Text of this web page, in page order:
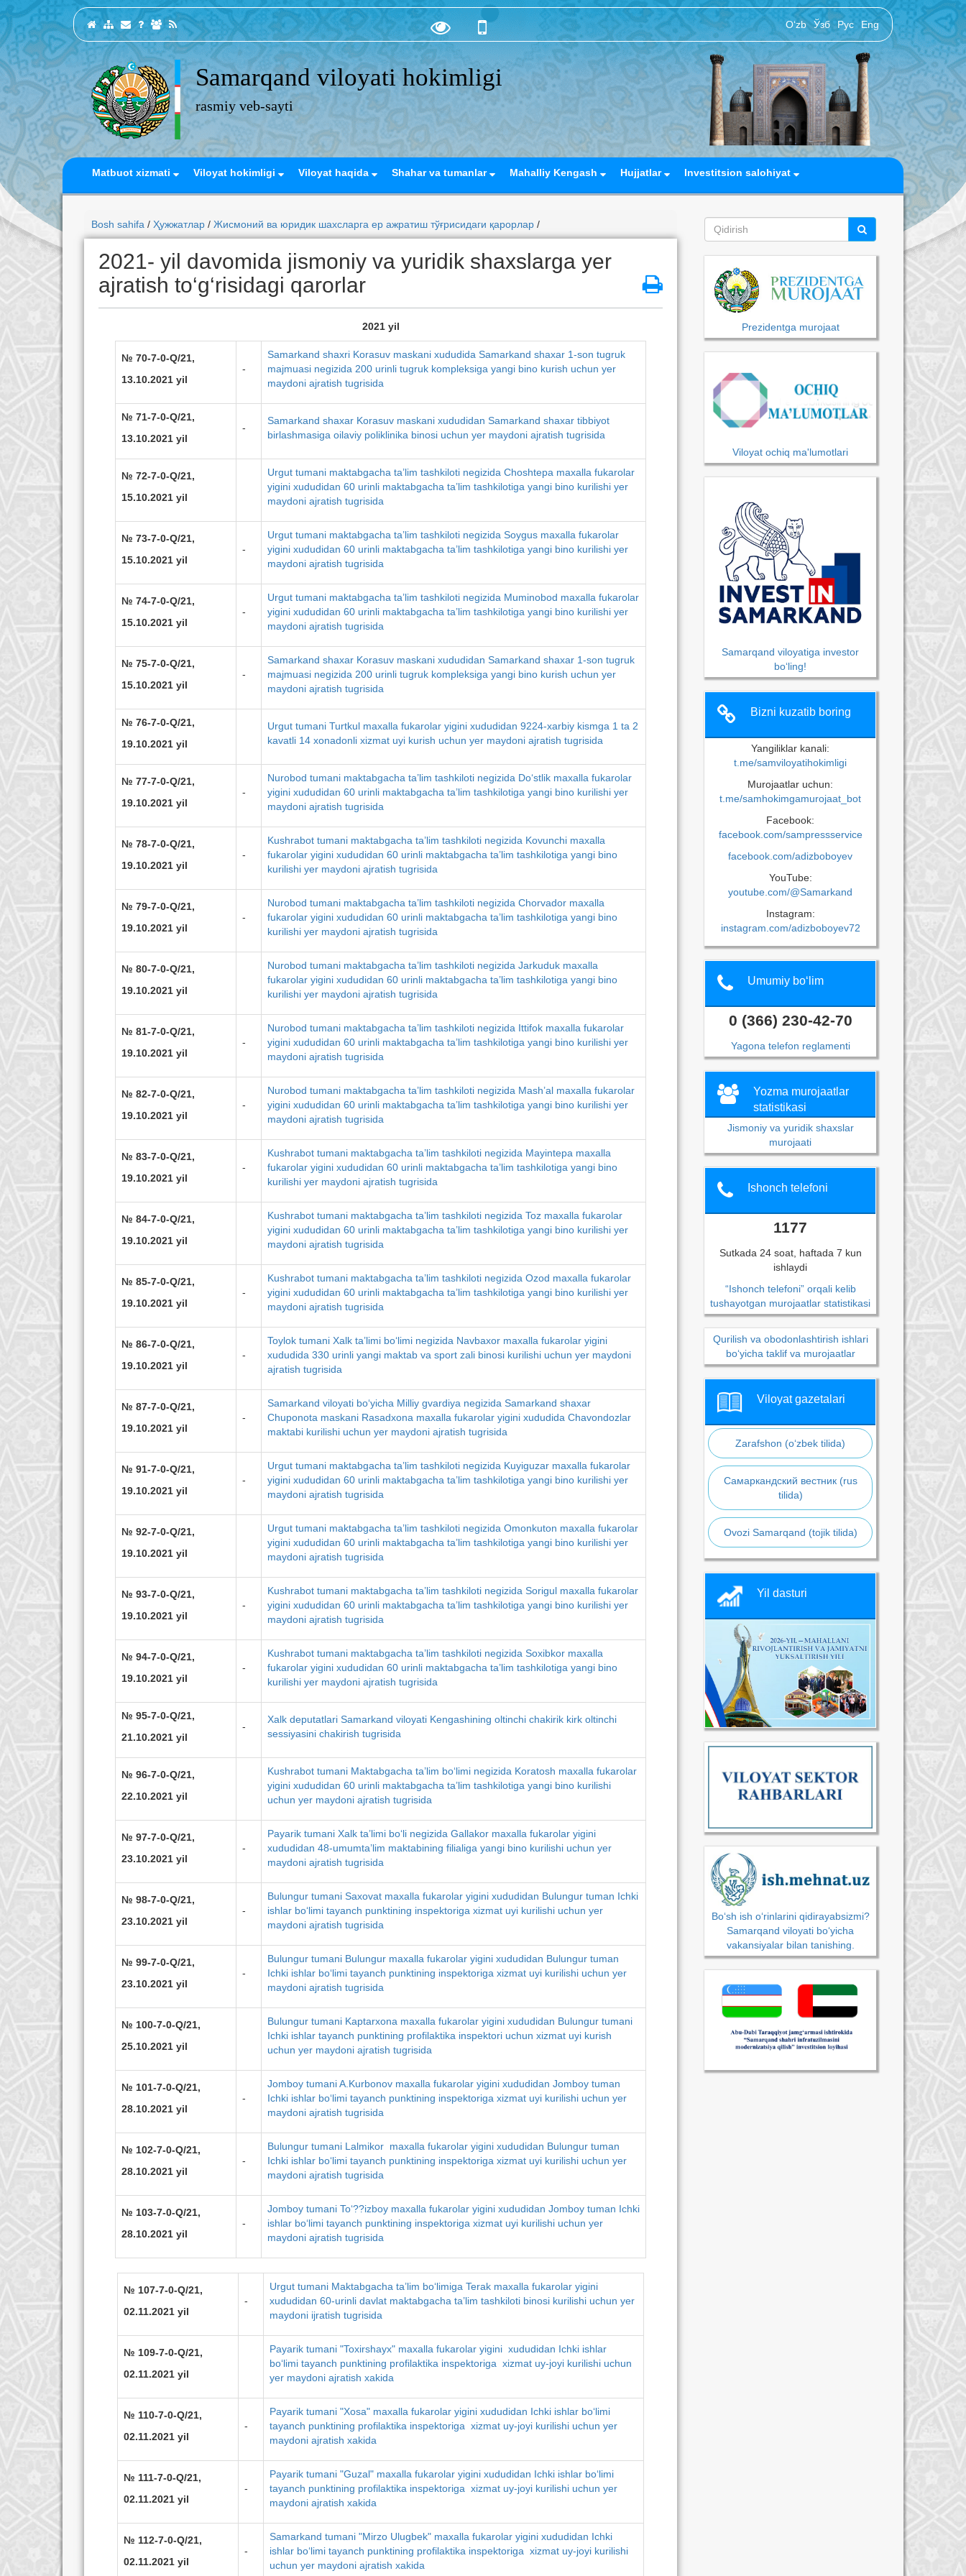
O‘zb Ўзб Рус Eng
Samarqand viloyati hokimligi
rasmiy veb-sayti
Matbuot xizmati Viloyat hokimligi Viloyat haqida Shahar va tumanlar Mahalliy Kengash Hujjatlar Investitsion salohiyat
Bosh sahifa / Ҳужжатлар / Жисмоний ва юридик шахсларга ер ажратиш тўғрисидаги қарорлар /
2021- yil davomida jismoniy va yuridik shaxslarga yer
ajratish to‘g‘risidagi qarorlar
2021 yil
№ 70-7-0-Q/21,
13.10.2021 yil
-
Samarkand shaxri Korasuv maskani xududida Samarkand shaxar 1-son tugruk
majmuasi negizida 200 urinli tugruk kompleksiga yangi bino kurish uchun yer
maydoni ajratish tugrisida
№ 71-7-0-Q/21,
13.10.2021 yil
-
Samarkand shaxar Korasuv maskani xududidan Samarkand shaxar tibbiyot
birlashmasiga oilaviy poliklinika binosi uchun yer maydoni ajratish tugrisida
№ 72-7-0-Q/21,
15.10.2021 yil
Urgut tumani maktabgacha ta’lim tashkiloti negizida Choshtepa maxalla fukarolar
yigini xududidan 60 urinli maktabgacha ta’lim tashkilotiga yangi bino kurilishi yer
maydoni ajratish tugrisida
№ 73-7-0-Q/21,
15.10.2021 yil
-
Urgut tumani maktabgacha ta’lim tashkiloti negizida Soygus maxalla fukarolar
yigini xududidan 60 urinli maktabgacha ta’lim tashkilotiga yangi bino kurilishi yer
maydoni ajratish tugrisida
№ 74-7-0-Q/21,
15.10.2021 yil
-
Urgut tumani maktabgacha ta’lim tashkiloti negizida Muminobod maxalla fukarolar
yigini xududidan 60 urinli maktabgacha ta’lim tashkilotiga yangi bino kurilishi yer
maydoni ajratish tugrisida
№ 75-7-0-Q/21,
15.10.2021 yil
-
Samarkand shaxar Korasuv maskani xududidan Samarkand shaxar 1-son tugruk
majmuasi negizida 200 urinli tugruk kompleksiga yangi bino kurish uchun yer
maydoni ajratish tugrisida
№ 76-7-0-Q/21,
19.10.2021 yil
Urgut tumani Turtkul maxalla fukarolar yigini xududidan 9224-xarbiy kismga 1 ta 2
kavatli 14 xonadonli xizmat uyi kurish uchun yer maydoni ajratish tugrisida
№ 77-7-0-Q/21,
19.10.2021 yil
-
Nurobod tumani maktabgacha ta’lim tashkiloti negizida Do‘stlik maxalla fukarolar
yigini xududidan 60 urinli maktabgacha ta’lim tashkilotiga yangi bino kurilishi yer
maydoni ajratish tugrisida
№ 78-7-0-Q/21,
19.10.2021 yil
-
Kushrabot tumani maktabgacha ta’lim tashkiloti negizida Kovunchi maxalla
fukarolar yigini xududidan 60 urinli maktabgacha ta’lim tashkilotiga yangi bino
kurilishi yer maydoni ajratish tugrisida
№ 79-7-0-Q/21,
19.10.2021 yil
-
Nurobod tumani maktabgacha ta’lim tashkiloti negizida Chorvador maxalla
fukarolar yigini xududidan 60 urinli maktabgacha ta’lim tashkilotiga yangi bino
kurilishi yer maydoni ajratish tugrisida
№ 80-7-0-Q/21,
19.10.2021 yil
Nurobod tumani maktabgacha ta’lim tashkiloti negizida Jarkuduk maxalla
fukarolar yigini xududidan 60 urinli maktabgacha ta’lim tashkilotiga yangi bino
kurilishi yer maydoni ajratish tugrisida
№ 81-7-0-Q/21,
19.10.2021 yil
-
Nurobod tumani maktabgacha ta’lim tashkiloti negizida Ittifok maxalla fukarolar
yigini xududidan 60 urinli maktabgacha ta’lim tashkilotiga yangi bino kurilishi yer
maydoni ajratish tugrisida
№ 82-7-0-Q/21,
19.10.2021 yil
-
Nurobod tumani maktabgacha ta’lim tashkiloti negizida Mash’al maxalla fukarolar
yigini xududidan 60 urinli maktabgacha ta’lim tashkilotiga yangi bino kurilishi yer
maydoni ajratish tugrisida
№ 83-7-0-Q/21,
19.10.2021 yil
-
Kushrabot tumani maktabgacha ta’lim tashkiloti negizida Mayintepa maxalla
fukarolar yigini xududidan 60 urinli maktabgacha ta’lim tashkilotiga yangi bino
kurilishi yer maydoni ajratish tugrisida
№ 84-7-0-Q/21,
19.10.2021 yil
Kushrabot tumani maktabgacha ta’lim tashkiloti negizida Toz maxalla fukarolar
yigini xududidan 60 urinli maktabgacha ta’lim tashkilotiga yangi bino kurilishi yer
maydoni ajratish tugrisida
№ 85-7-0-Q/21,
19.10.2021 yil
-
Kushrabot tumani maktabgacha ta’lim tashkiloti negizida Ozod maxalla fukarolar
yigini xududidan 60 urinli maktabgacha ta’lim tashkilotiga yangi bino kurilishi yer
maydoni ajratish tugrisida
№ 86-7-0-Q/21,
19.10.2021 yil
-
Toylok tumani Xalk ta’limi bo‘limi negizida Navbaxor maxalla fukarolar yigini
xududida 330 urinli yangi maktab va sport zali binosi kurilishi uchun yer maydoni
ajratish tugrisida
№ 87-7-0-Q/21,
19.10.2021 yil
-
Samarkand viloyati bo‘yicha Milliy gvardiya negizida Samarkand shaxar
Chuponota maskani Rasadxona maxalla fukarolar yigini xududida Chavondozlar
maktabi kurilishi uchun yer maydoni ajratish tugrisida
№ 91-7-0-Q/21,
19.10.2021 yil
-
Urgut tumani maktabgacha ta’lim tashkiloti negizida Kuyiguzar maxalla fukarolar
yigini xududidan 60 urinli maktabgacha ta’lim tashkilotiga yangi bino kurilishi yer
maydoni ajratish tugrisida
№ 92-7-0-Q/21,
19.10.2021 yil
Urgut tumani maktabgacha ta’lim tashkiloti negizida Omonkuton maxalla fukarolar
yigini xududidan 60 urinli maktabgacha ta’lim tashkilotiga yangi bino kurilishi yer
maydoni ajratish tugrisida
№ 93-7-0-Q/21,
19.10.2021 yil
-
Kushrabot tumani maktabgacha ta’lim tashkiloti negizida Sorigul maxalla fukarolar
yigini xududidan 60 urinli maktabgacha ta’lim tashkilotiga yangi bino kurilishi yer
maydoni ajratish tugrisida
№ 94-7-0-Q/21,
19.10.2021 yil
-
Kushrabot tumani maktabgacha ta’lim tashkiloti negizida Soxibkor maxalla
fukarolar yigini xududidan 60 urinli maktabgacha ta’lim tashkilotiga yangi bino
kurilishi yer maydoni ajratish tugrisida
№ 95-7-0-Q/21,
21.10.2021 yil
-
Xalk deputatlari Samarkand viloyati Kengashining oltinchi chakirik kirk oltinchi
sessiyasini chakirish tugrisida
№ 96-7-0-Q/21,
22.10.2021 yil
Kushrabot tumani Maktabgacha ta’lim bo‘limi negizida Koratosh maxalla fukarolar
yigini xududidan 60 urinli maktabgacha ta’lim tashkilotiga yangi bino kurilishi
uchun yer maydoni ajratish tugrisida
№ 97-7-0-Q/21,
23.10.2021 yil
-
Payarik tumani Xalk ta’limi bo‘li negizida Gallakor maxalla fukarolar yigini
xududidan 48-umumta’lim maktabining filialiga yangi bino kurilishi uchun yer
maydoni ajratish tugrisida
№ 98-7-0-Q/21,
23.10.2021 yil
-
Bulungur tumani Saxovat maxalla fukarolar yigini xududidan Bulungur tuman Ichki
ishlar bo‘limi tayanch punktining inspektoriga xizmat uyi kurilishi uchun yer
maydoni ajratish tugrisida
№ 99-7-0-Q/21,
23.10.2021 yil
-
Bulungur tumani Bulungur maxalla fukarolar yigini xududidan Bulungur tuman
Ichki ishlar bo‘limi tayanch punktining inspektoriga xizmat uyi kurilishi uchun yer
maydoni ajratish tugrisida
№ 100-7-0-Q/21,
25.10.2021 yil
Bulungur tumani Kaptarxona maxalla fukarolar yigini xududidan Bulungur tumani
Ichki ishlar tayanch punktining profilaktika inspektori uchun xizmat uyi kurish
uchun yer maydoni ajratish tugrisida
№ 101-7-0-Q/21,
28.10.2021 yil
-
Jomboy tumani A.Kurbonov maxalla fukarolar yigini xududidan Jomboy tuman
Ichki ishlar bo‘limi tayanch punktining inspektoriga xizmat uyi kurilishi uchun yer
maydoni ajratish tugrisida
№ 102-7-0-Q/21,
28.10.2021 yil
-
Bulungur tumani Lalmikor maxalla fukarolar yigini xududidan Bulungur tuman
Ichki ishlar bo‘limi tayanch punktining inspektoriga xizmat uyi kurilishi uchun yer
maydoni ajratish tugrisida
№ 103-7-0-Q/21,
28.10.2021 yil
-
Jomboy tumani To‘??izboy maxalla fukarolar yigini xududidan Jomboy tuman Ichki
ishlar bo‘limi tayanch punktining inspektoriga xizmat uyi kurilishi uchun yer
maydoni ajratish tugrisida
№ 107-7-0-Q/21,
02.11.2021 yil
-
Urgut tumani Maktabgacha ta’lim bo‘limiga Terak maxalla fukarolar yigini
xududidan 60-urinli davlat maktabgacha ta’lim tashkiloti binosi kurilishi uchun yer
maydoni ijratish tugrisida
№ 109-7-0-Q/21,
02.11.2021 yil
Payarik tumani "Toxirshayx" maxalla fukarolar yigini xududidan Ichki ishlar
bo‘limi tayanch punktining profilaktika inspektoriga xizmat uy-joyi kurilishi uchun
yer maydoni ajratish xakida
№ 110-7-0-Q/21,
02.11.2021 yil
-
Payarik tumani "Xosa" maxalla fukarolar yigini xududidan Ichki ishlar bo‘limi
tayanch punktining profilaktika inspektoriga xizmat uy-joyi kurilishi uchun yer
maydoni ajratish xakida
№ 111-7-0-Q/21,
02.11.2021 yil
-
Payarik tumani "Guzal" maxalla fukarolar yigini xududidan Ichki ishlar bo‘limi
tayanch punktining profilaktika inspektoriga xizmat uy-joyi kurilishi uchun yer
maydoni ajratish xakida
№ 112-7-0-Q/21,
02.11.2021 yil
-
Samarkand tumani "Mirzo Ulugbek" maxalla fukarolar yigini xududidan Ichki
ishlar bo‘limi tayanch punktining profilaktika inspektoriga xizmat uy-joyi kurilishi
uchun yer maydoni ajratish xakida
Prezidentga murojaat
Viloyat ochiq ma'lumotlari
Samarqand viloyatiga investor
bo‘ling!
Bizni kuzatib boring
Yangiliklar kanali:
t.me/samviloyatihokimligi
Murojaatlar uchun:
t.me/samhokimgamurojaat_bot
Facebook:
facebook.com/sampressservice
facebook.com/adizboboyev
YouTube:
youtube.com/@Samarkand
Instagram:
instagram.com/adizboboyev72
Umumiy bo‘lim
0 (366) 230-42-70
Yagona telefon reglamenti
Yozma murojaatlar
statistikasi
Jismoniy va yuridik shaxslar
murojaati
Ishonch telefoni
1177
Sutkada 24 soat, haftada 7 kun
ishlaydi
“Ishonch telefoni” orqali kelib
tushayotgan murojaatlar statistikasi
Qurilish va obodonlashtirish ishlari
bo‘yicha taklif va murojaatlar
Viloyat gazetalari
Zarafshon (o‘zbek tilida)
Самаркандский вестник (rus
tilida)
Ovozi Samarqand (tojik tilida)
Yil dasturi
Bo‘sh ish o‘rinlarini qidirayabsizmi?
Samarqand viloyati bo‘yicha
vakansiyalar bilan tanishing.